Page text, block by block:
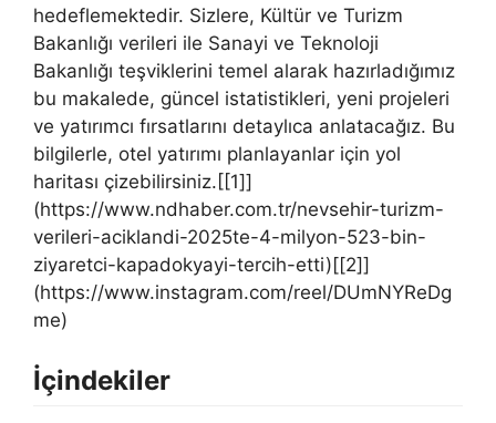
hedeflemektedir. Sizlere, Kültür ve Turizm
Bakanlığı verileri ile Sanayi ve Teknoloji
Bakanlığı teşviklerini temel alarak hazırladığımız
bu makalede, güncel istatistikleri, yeni projeleri
ve yatırımcı fırsatlarını detaylıca anlatacağız. Bu
bilgilerle, otel yatırımı planlayanlar için yol
haritası çizebilirsiniz.[[1]]
(https://www.ndhaber.com.tr/nevsehir-turizm-
verileri-aciklandi-2025te-4-milyon-523-bin-
ziyaretci-kapadokyayi-tercih-etti)[[2]]
(https://www.instagram.com/reel/DUmNYReDg
me)
İçindekiler